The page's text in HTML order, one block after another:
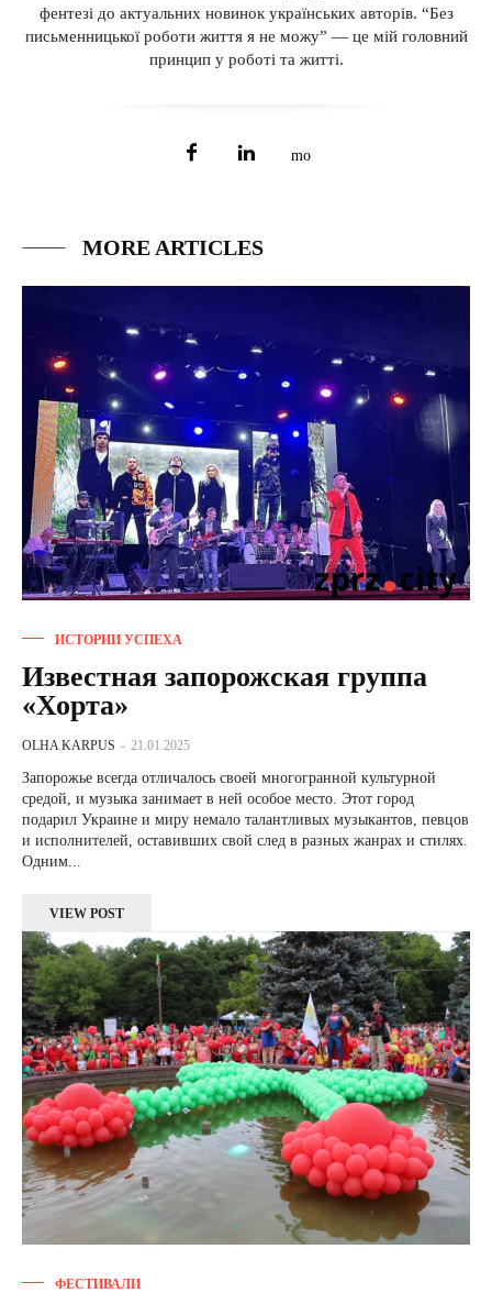
фентезі до актуальних новинок українських авторів. “Без
письменницької роботи життя я не можу” — це мій головний
принцип у роботі та житті.
MORE ARTICLES
ИСТОРИИ УСПЕХА
Известная запорожская группа
«Хорта»
OLHA KARPUS - 21.01.2025
Запорожье всегда отличалось своей многогранной культурной
средой, и музыка занимает в ней особое место. Этот город
подарил Украине и миру немало талантливых музыкантов, певцов
и исполнителей, оставивших свой след в разных жанрах и стилях.
Одним...
VIEW POST
ФЕСТИВАЛИ